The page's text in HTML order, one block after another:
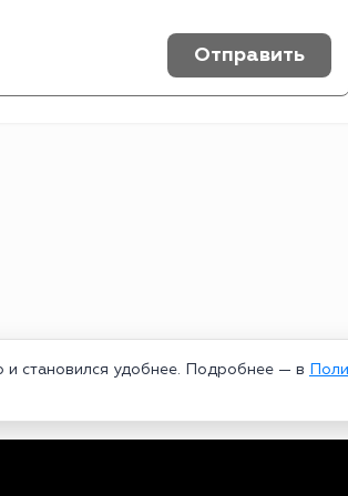
и становился удобнее. Подробнее — в
Отправить